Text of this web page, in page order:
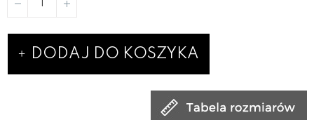
DODAJ DO KOSZYKA